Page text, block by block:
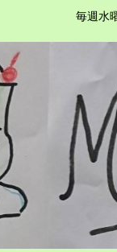
毎週水